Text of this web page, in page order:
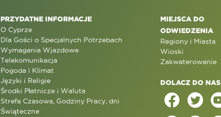
PRZYDATNE INFORMACJE
O Cyprze
Dla Gości o Specjalnych Potrzebach
Wymagania Wjazdowe
Telekomunikacja
Pogoda i Klimat
Języki i Religie
Środki Płatnicze i Waluta
Strefa Czasowa, Godziny Pracy, dni
Świąteczne
MIEJSCA DO
ODWIEDZENIA
Regiony i Miasta
Wioski
Zakwaterowanie
DOLACZ DO NAS